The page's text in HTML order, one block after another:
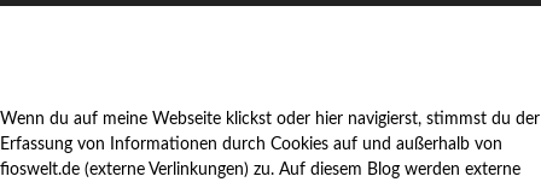
Wenn du auf meine Webseite klickst oder hier navigierst, stimmst du der
Erfassung von Informationen durch Cookies auf und außerhalb von
fioswelt.de (externe Verlinkungen) zu. Auf diesem Blog werden externe